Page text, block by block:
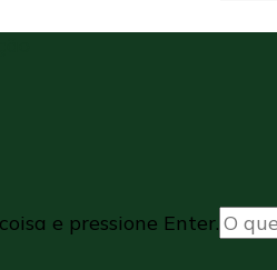
e pressione Enter.